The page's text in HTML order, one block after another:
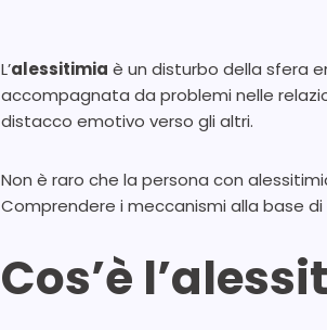
L’alessitimia è un disturbo della sfera
accompagnata da problemi nelle
distacco emotivo verso gli altri.
Non è raro che la persona con
Comprendere i meccanismi alla base
Cos’è